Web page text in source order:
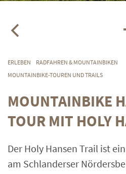
ERLEBEN
RADFAHREN & MOUNTAINBIKEN
MOUNTAINBIKE-TOUREN UND TRAILS
MOUNTAINBIKE
TOUR MIT HOLY
Der Holy Hansen Trail ist
am Schlanderser